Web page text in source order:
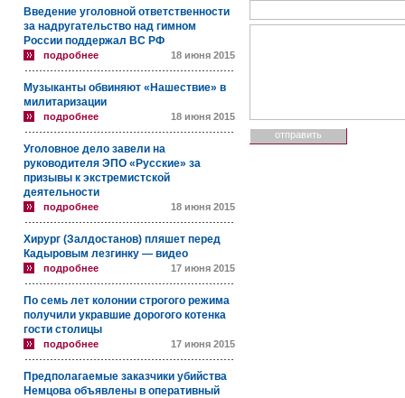
Введение уголовной ответственности
за надругательство над гимном
России поддержал ВС РФ
подробнее 18 июня 2015
Музыканты обвиняют «Нашествие» в
милитаризации
подробнее 18 июня 2015
Уголовное дело завели на
руководителя ЭПО «Русские» за
призывы к экстремистской
деятельности
подробнее 18 июня 2015
Хирург (Залдостанов) пляшет перед
Кадыровым лезгинку — видео
подробнее 17 июня 2015
По семь лет колонии строгого режима
получили укравшие дорогого котенка
гости столицы
подробнее 17 июня 2015
Предполагаемые заказчики убийства
Немцова объявлены в оперативный